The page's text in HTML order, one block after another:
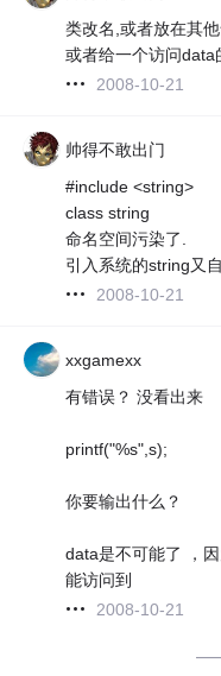
类改名,或者放在其
或者给一个访问data
2008-10-21
帅得不敢出门
#include <string>
class string
命名空间污染了.
引入系统的string又
2008-10-21
xxgamexx
有错误？ 没看出来
printf("%s",s);
你要输出什么？
data是不可能了 ，
能访问到
2008-10-21